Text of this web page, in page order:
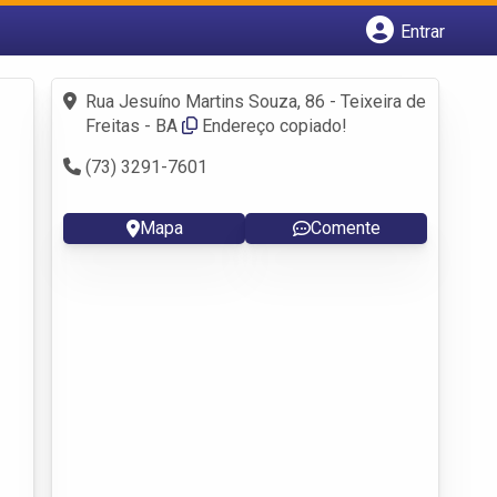
Entrar
Fazer login
Criar conta
Rua Jesuíno Martins Souza, 86 - Teixeira de
Freitas - BA
Endereço copiado!
(73) 3291-7601
Mapa Comente